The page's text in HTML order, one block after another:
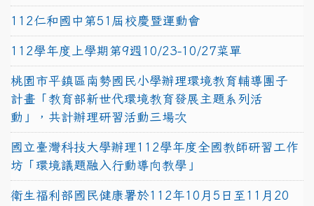
112仁和國中第51屆校慶暨運動會
112學年度上學期第9週10/23-10/27菜單
桃園市平鎮區南勢國民小學辦理環境教育輔導團子
計畫「教育部新世代環境教育發展主題系列活
動」，共計辦理研習活動三場次
國立臺灣科技大學辦理112學年度全國教師研習工作
坊「環境議題融入行動導向教學」
衛生福利部國民健康署於112年10月5日至11月20